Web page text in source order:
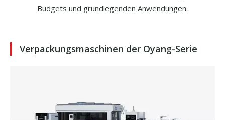
Budgets und grundlegenden Anwendungen.
Verpackungsmaschinen der Oyang-Serie